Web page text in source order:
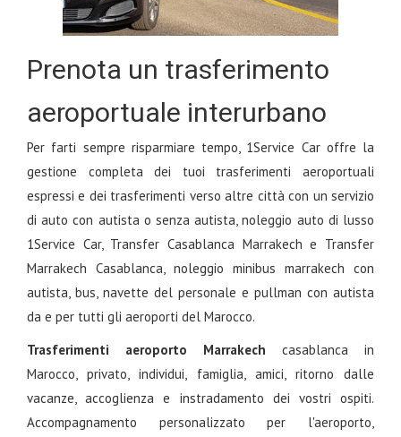
Prenota un trasferimento
aeroportuale interurbano
Per farti sempre risparmiare tempo, 1Service Car offre la
gestione completa dei tuoi trasferimenti aeroportuali
espressi e dei trasferimenti verso altre città con un servizio
di auto con autista o senza autista, noleggio auto di lusso
1Service Car, Transfer Casablanca Marrakech e Transfer
Marrakech Casablanca, noleggio minibus marrakech con
autista, bus, navette del personale e pullman con autista
da e per tutti gli aeroporti del Marocco.
Trasferimenti aeroporto Marrakech casablanca in
Marocco, privato, individui, famiglia, amici, ritorno dalle
vacanze, accoglienza e instradamento dei vostri ospiti.
Accompagnamento personalizzato per l'aeroporto,